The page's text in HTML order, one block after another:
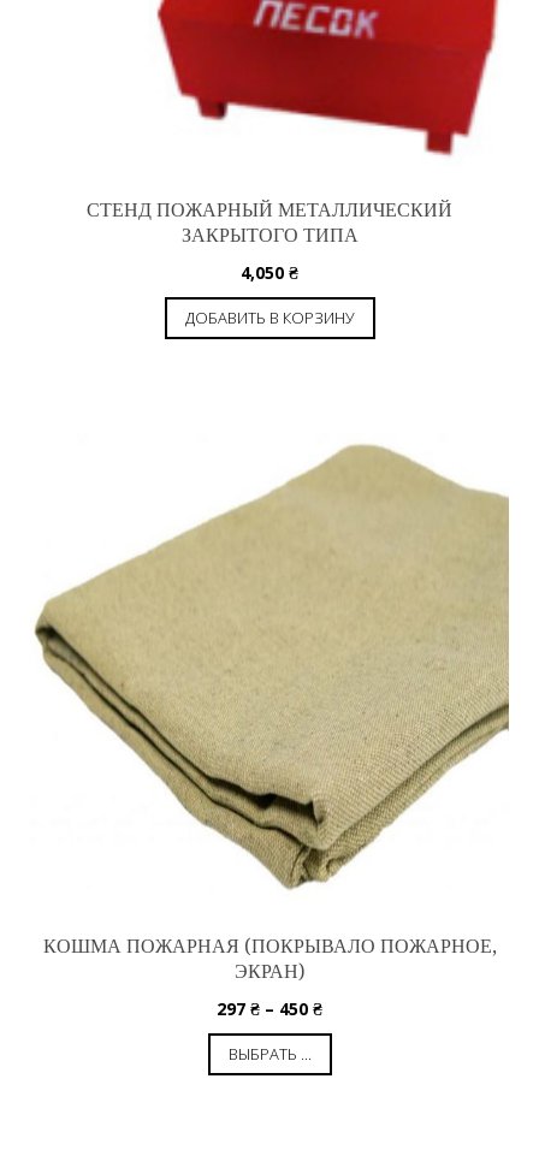
СТЕНД ПОЖАРНЫЙ МЕТАЛЛИЧЕСКИЙ
ЗАКРЫТОГО ТИПА
4,050 ₴
ДОБАВИТЬ В КОРЗИНУ
КОШМА ПОЖАРНАЯ (ПОКРЫВАЛО ПОЖАРНОЕ,
ЭКРАН)
297 ₴ – 450 ₴
ВЫБРАТЬ ...